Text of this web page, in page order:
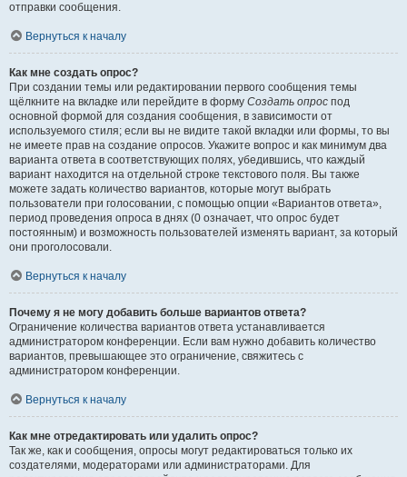
отправки сообщения.
Вернуться к началу
Как мне создать опрос?
При создании темы или редактировании первого сообщения темы
щёлкните на вкладке или перейдите в форму Создать опрос под
основной формой для создания сообщения, в зависимости от
используемого стиля; если вы не видите такой вкладки или формы, то вы
не имеете прав на создание опросов. Укажите вопрос и как минимум два
варианта ответа в соответствующих полях, убедившись, что каждый
вариант находится на отдельной строке текстового поля. Вы также
можете задать количество вариантов, которые могут выбрать
пользователи при голосовании, с помощью опции «Вариантов ответа»,
период проведения опроса в днях (0 означает, что опрос будет
постоянным) и возможность пользователей изменять вариант, за который
они проголосовали.
Вернуться к началу
Почему я не могу добавить больше вариантов ответа?
Ограничение количества вариантов ответа устанавливается
администратором конференции. Если вам нужно добавить количество
вариантов, превышающее это ограничение, свяжитесь с
администратором конференции.
Вернуться к началу
Как мне отредактировать или удалить опрос?
Так же, как и сообщения, опросы могут редактироваться только их
создателями, модераторами или администраторами. Для